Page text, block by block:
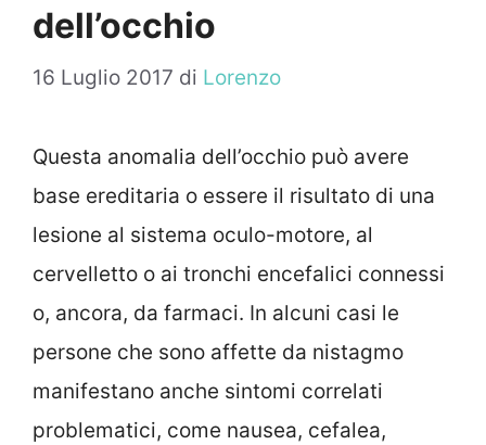
dell’occhio
16 Luglio 2017 di Lorenzo
Questa anomalia dell’occhio può avere
base ereditaria o essere il risultato di una
lesione al sistema oculo-motore, al
cervelletto o ai tronchi encefalici connessi
o, ancora, da farmaci. In alcuni casi le
persone che sono affette da nistagmo
manifestano anche sintomi correlati
problematici, come nausea, cefalea,